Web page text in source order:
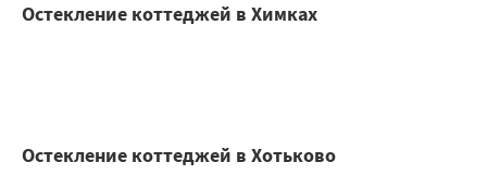
Остекление коттеджей в Химках
Остекление коттеджей в Хотьково